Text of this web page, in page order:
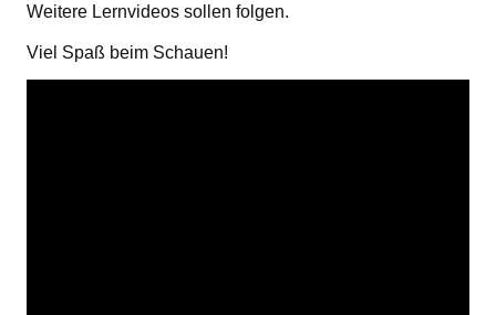
Weitere Lernvideos sollen folgen.
Viel Spaß beim Schauen!